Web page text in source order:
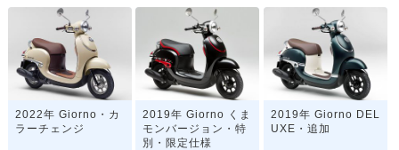
2022年 Giorno・カ
ラーチェンジ
2019年 Giorno くま
モンバージョン・特
別・限定仕様
2019年 Giorno DEL
UXE・追加